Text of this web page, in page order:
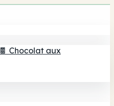
🍫 Chocolat aux